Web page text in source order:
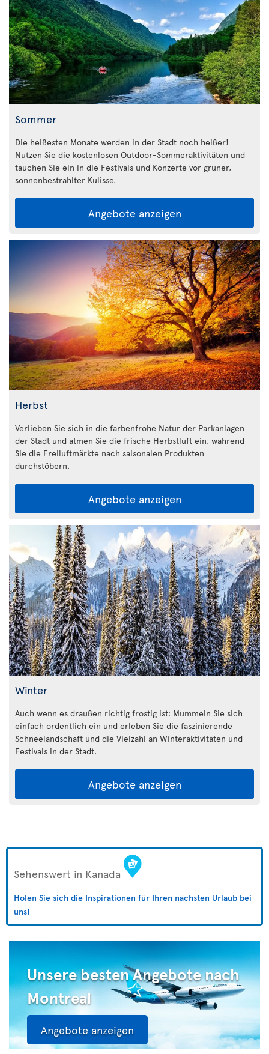
Sommer
Die heißesten Monate werden in der Stadt noch heißer!
Nutzen Sie die kostenlosen Outdoor-Sommeraktivitäten und
tauchen Sie ein in die Festivals und Konzerte vor grüner,
sonnenbestrahlter Kulisse.
Angebote anzeigen
Herbst
Verlieben Sie sich in die farbenfrohe Natur der Parkanlagen
der Stadt und atmen Sie die frische Herbstluft ein, während
Sie die Freiluftmärkte nach saisonalen Produkten
durchstöbern.
Angebote anzeigen
Winter
Auch wenn es draußen richtig frostig ist: Mummeln Sie sich
einfach ordentlich ein und erleben Sie die faszinierende
Schneelandschaft und die Vielzahl an Winteraktivitäten und
Festivals in der Stadt.
Angebote anzeigen
Sehenswert in Kanada
Holen Sie sich die Inspirationen für Ihren nächsten Urlaub bei
uns!
Unsere besten Angebote nach
Montreal
Angebote anzeigen